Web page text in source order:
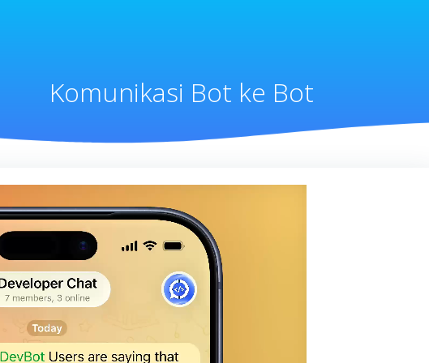
Komunikasi Bot ke Bot